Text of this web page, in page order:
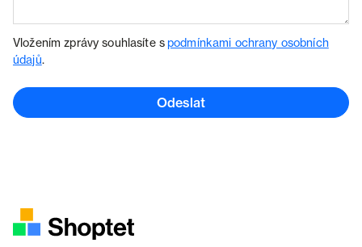
Vložením zprávy souhlasíte spodmínkami ochrany osobních
údajů.
Odeslat